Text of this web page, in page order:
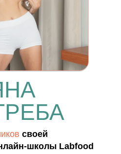
своей
школы Labfood